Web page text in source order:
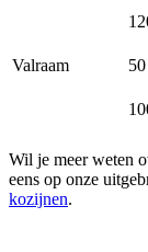
Valraam
Wil je meer weten
eens op onze
kozijnen.